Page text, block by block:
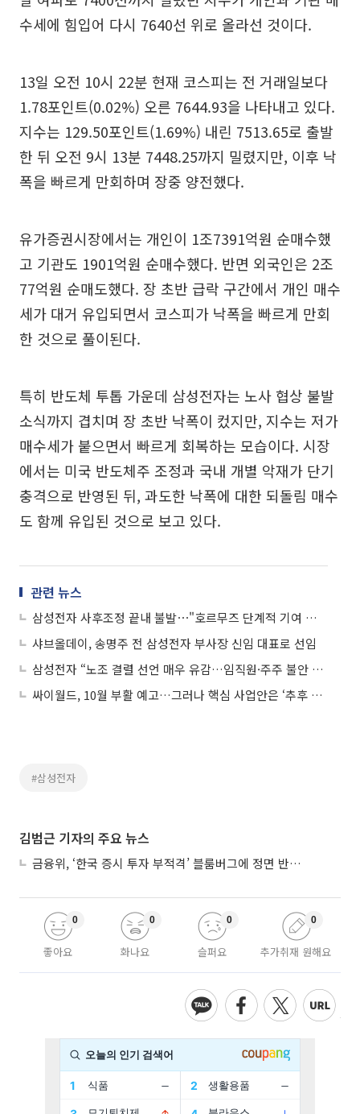
수세에 힘입어 다시 7640선 위로 올라선 것이다.
13일 오전 10시 22분 현재 코스피는 전 거래일보다
1.78포인트(0.02%) 오른 7644.93을 나타내고 있다.
지수는 129.50포인트(1.69%) 내린 7513.65로 출발
한 뒤 오전 9시 13분 7448.25까지 밀렸지만, 이후 낙
폭을 빠르게 만회하며 장중 양전했다.
유가증권시장에서는 개인이 1조7391억원 순매수했
고 기관도 1901억원 순매수했다. 반면 외국인은 2조
77억원 순매도했다. 장 초반 급락 구간에서 개인 매수
세가 대거 유입되면서 코스피가 낙폭을 빠르게 만회
한 것으로 풀이된다.
특히 반도체 투톱 가운데 삼성전자는 노사 협상 불발
소식까지 겹치며 장 초반 낙폭이 컸지만, 지수는 저가
매수세가 붙으면서 빠르게 회복하는 모습이다. 시장
에서는 미국 반도체주 조정과 국내 개별 악재가 단기
충격으로 반영된 뒤, 과도한 낙폭에 대한 되돌림 매수
도 함께 유입된 것으로 보고 있다.
관련 뉴스
삼성전자 사후조정 끝내 불발⋯"호르무즈 단계적 기여 검토" 外
샤브올데이, 송명주 전 삼성전자 부사장 신임 대표로 선임
삼성전자 “노조 결렬 선언 매우 유감…임직원·주주 불안 커져”
싸이월드, 10월 부활 예고…그러나 핵심 사업안은 ‘추후 공개’
#삼성전자
김범근 기자의 주요 뉴스
금융위, ‘한국 증시 투자 부적격’ 블룸버그에 정면 반박…“근거 불분명”
좋아요
0
화나요
0
슬퍼요
0
추가취재 원해요
0